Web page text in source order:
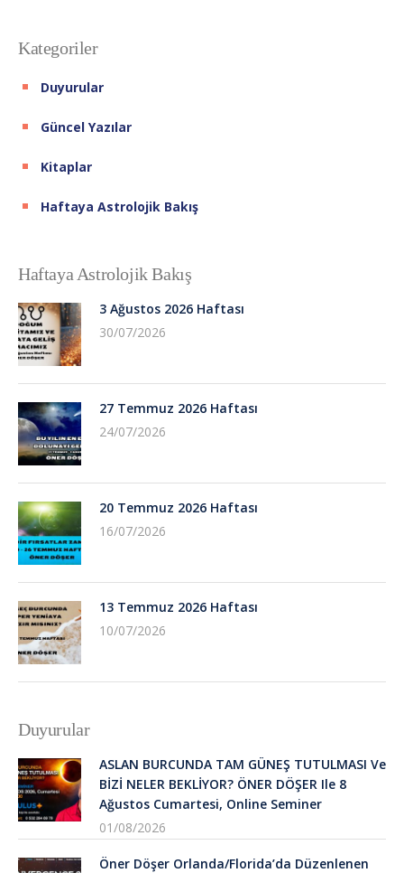
Kategoriler
Duyurular
Güncel Yazılar
Kitaplar
Haftaya Astrolojik Bakış
Haftaya Astrolojik Bakış
3 Ağustos 2026 Haftası
30/07/2026
27 Temmuz 2026 Haftası
24/07/2026
20 Temmuz 2026 Haftası
16/07/2026
13 Temmuz 2026 Haftası
10/07/2026
Duyurular
ASLAN BURCUNDA TAM GÜNEŞ TUTULMASI Ve
BİZİ NELER BEKLİYOR? ÖNER DÖŞER Ile 8
Ağustos Cumartesi, Online Seminer
01/08/2026
Öner Döşer Orlanda/Florida’da Düzenlenen